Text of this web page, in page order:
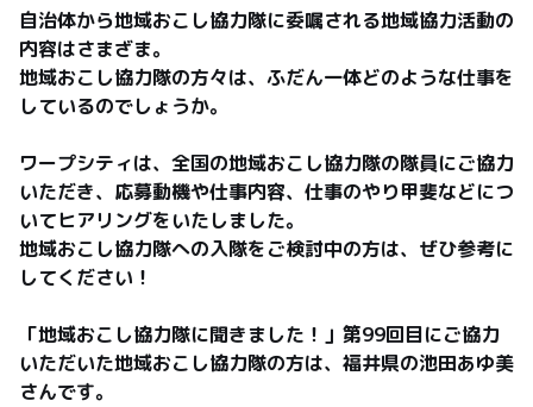
自治体から地域おこし協力隊に委嘱される地域協力活動の
内容はさまざま。
地域おこし協力隊の方々は、ふだん一体どのような仕事を
しているのでしょうか。
ワープシティは、全国の地域おこし協力隊の隊員にご協力
いただき、応募動機や仕事内容、仕事のやり甲斐などにつ
いてヒアリングをいたしました。
地域おこし協力隊への入隊をご検討中の方は、ぜひ参考に
してください！
「地域おこし協力隊に聞きました！」第99回目にご協力
いただいた地域おこし協力隊の方は、福井県の池田あゆ美
さんです。